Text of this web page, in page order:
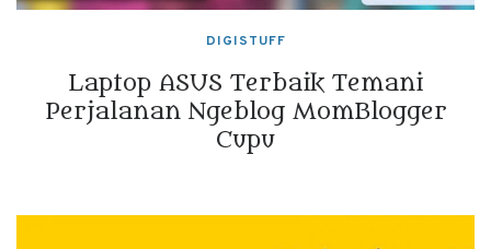
DIGISTUFF
Laptop ASUS Terbaik Temani
Perjalanan Ngeblog MomBlogger
Cupu